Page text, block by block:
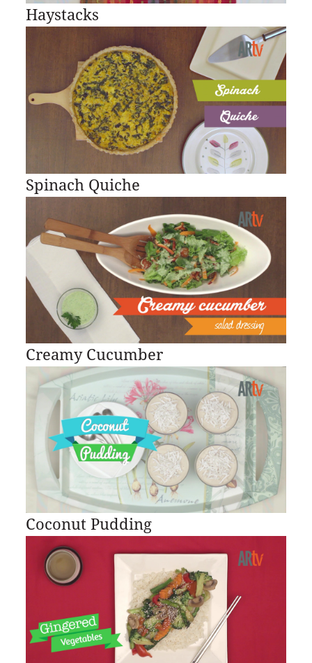
Haystacks
Spinach Quiche
Creamy Cucumber
Coconut Pudding